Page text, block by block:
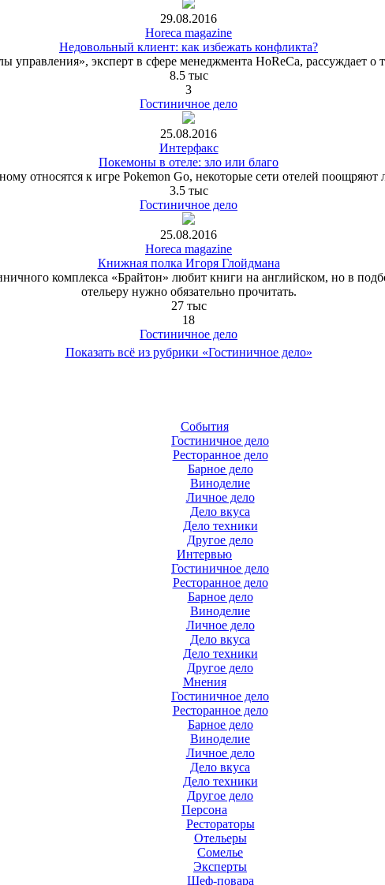
29.08.2016
Horeca magazine
Недовольный клиент: как избежать конфликта?
управления», эксперт в сфере менеджмента HoReCa, рассуждает о
8.5 тыс
3
Гостиничное дело
25.08.2016
Интерфакс
Покемоны в отеле: зло или благо
относятся к игре Pokemon Go, некоторые сети отелей
3.5 тыс
Гостиничное дело
25.08.2016
Horeca magazine
Книжная полка Игоря Глойдмана
комплекса «Брайтон» любит книги на английском, но в
отельеру нужно обязательно прочитать.
27 тыс
18
Гостиничное дело
Показать всё из рубрики «Гостиничное дело»
События
Гостиничное дело
Ресторанное дело
Барное дело
Виноделие
Личное дело
Дело вкуса
Дело техники
Другое дело
Интервью
Гостиничное дело
Ресторанное дело
Барное дело
Виноделие
Личное дело
Дело вкуса
Дело техники
Другое дело
Мнения
Гостиничное дело
Ресторанное дело
Барное дело
Виноделие
Личное дело
Дело вкуса
Дело техники
Другое дело
Персона
Рестораторы
Отельеры
Сомелье
Эксперты
Шеф-повара